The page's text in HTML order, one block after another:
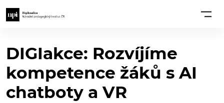
DIGIakce: Rozvíjíme
kompetence žáků s AI
chatboty a VR